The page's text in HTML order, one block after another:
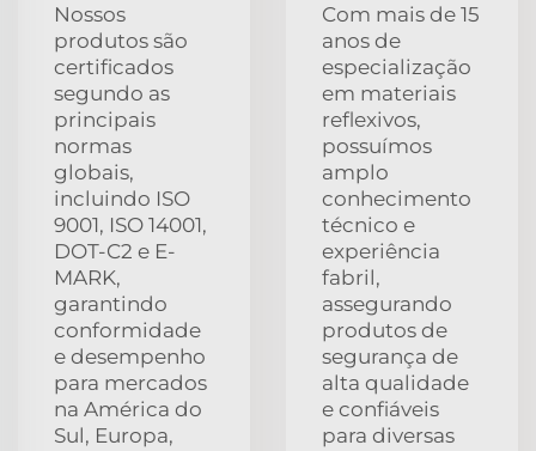
Nossos
produtos são
certificados
segundo as
principais
normas
globais,
incluindo ISO
9001, ISO 14001,
DOT-C2 e E-
MARK,
garantindo
conformidade
e desempenho
para mercados
na América do
Sul, Europa,
Com mais de 15
anos de
especialização
em materiais
reflexivos,
possuímos
amplo
conhecimento
técnico e
experiência
fabril,
assegurando
produtos de
segurança de
alta qualidade
e confiáveis
para diversas